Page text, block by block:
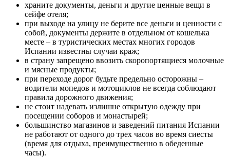
храните документы, деньги и другие ценные вещи в
сейфе отеля;
при выходе на улицу не берите все деньги и ценности с
собой, документы держите в отдельном от кошелька
месте – в туристических местах многих городов
Испании известны случаи краж;
в страну запрещено ввозить скоропортящиеся молочные
и мясные продукты;
при переходе дорог будьте предельно осторожны –
водители мопедов и мотоциклов не всегда соблюдают
правила дорожного движения;
не стоит надевать излишне открытую одежду при
посещении соборов и монастырей;
большинство магазинов и заведений питания Испании
не работают от одного до трех часов во время сиесты
(время для отдыха, преимущественно в обеденные
часы).